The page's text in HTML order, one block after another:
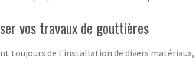
vos travaux de gouttières
toujours de l'installation de divers